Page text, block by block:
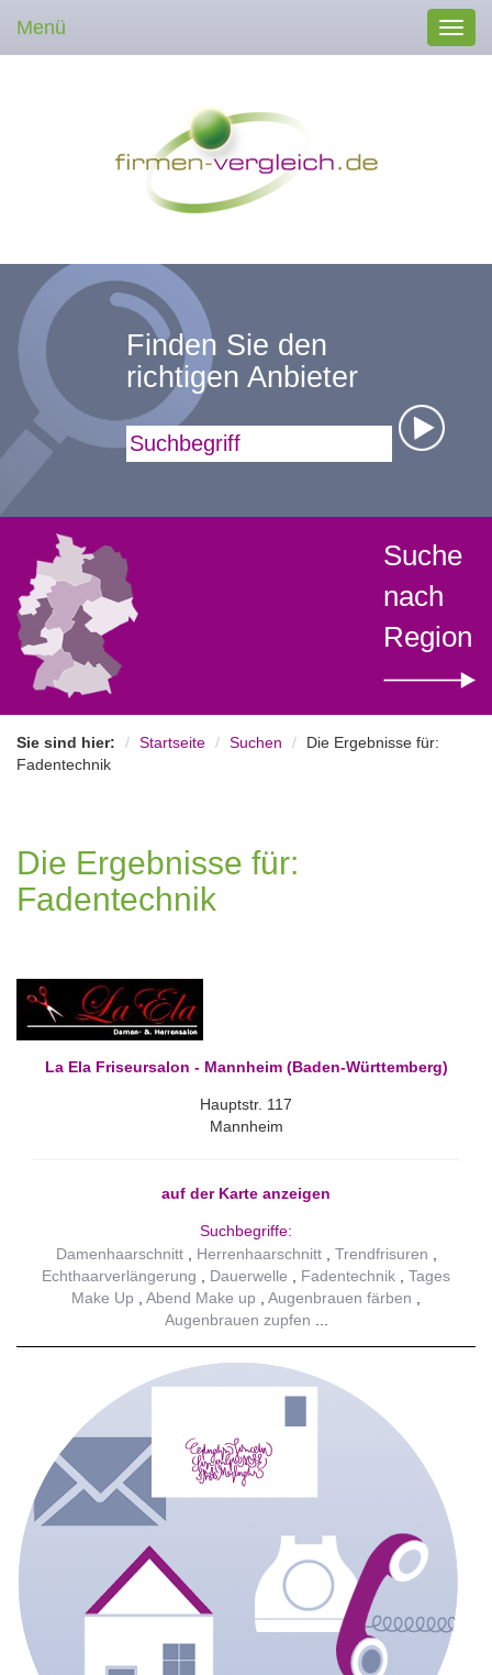
Menü
Finden Sie den
richtigen Anbieter
Suchbegriff
Suche
nach
Region
Sie sind hier: Startseite Suchen
Die Ergebnisse für:
Fadentechnik
Die Ergebnisse für:
Fadentechnik
La Ela Friseursalon - Mannheim (Baden-Württemberg)
Hauptstr. 117
Mannheim
auf der Karte anzeigen
Suchbegriffe:
Damenhaarschnitt
Herrenhaarschnitt
Trendfrisuren
Echthaarverlängerung
Dauerwelle Fadentechnik
Tages
Make Up
Abend Make up
Augenbrauen färben
Augenbrauen zupfen